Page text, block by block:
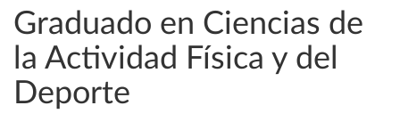
Graduado en Ciencias de
la Actividad Física y del
Deporte